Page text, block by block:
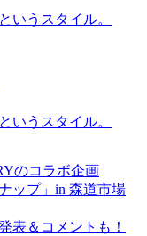
いうスタイル。
いうスタイル。
のコラボ企画
ップ」in 森道市場
表＆コメントも！